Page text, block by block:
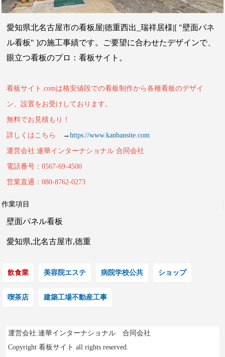
愛知県北名古屋市の看板屋|徳重西出_瑞祥居様|[ "壁面パネ
ル看板" ]の施工事績です。ご要望に合わせたデザインで、
眼立つ看板のプロ：看板サイト。
看板サイト.comは格安値段での看板制作から各種看板のデザイ
ン、設置をお受けしております。
無料でお見積もり！
詳しくはこちら → https://www.kanbansite.com
運営会社:連華インターナショナル 合同会社
電話番号：0567-69-4500
営業直通：080-8762-0273
作業項目
壁面パネル看板
愛知県,北名古屋市,徳重
飲食業 美容院エステ 病院学校公共 ショップ
喫茶店 建築工場不動産工事
運営会社:連華インターナショナル 合同会社
Copyright 看板サイト all rights reserved.